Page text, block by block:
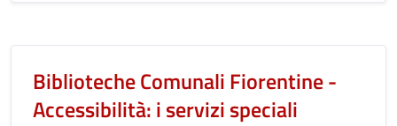
Biblioteche Comunali Fiorentine -
Accessibilità: i servizi speciali